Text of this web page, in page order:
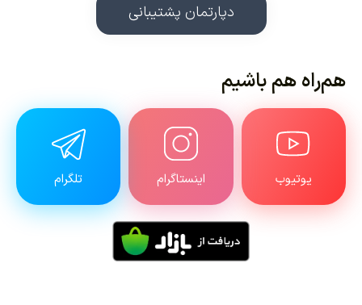
دپارتمان پشتیبانی
هم‌راه هم باشیم
یوتیوب اینستاگرام تلگرام